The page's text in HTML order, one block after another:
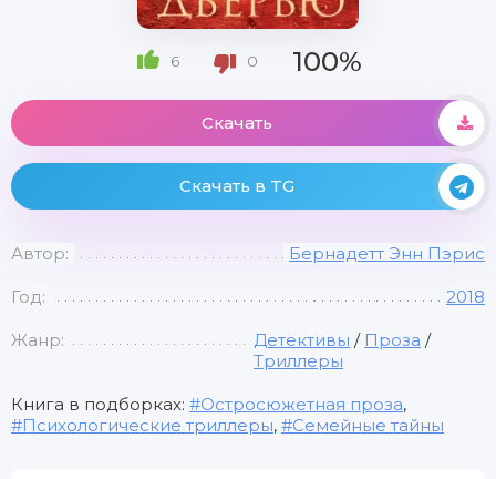
6 0 100%
Скачать
Скачать в TG
Автор: Бернадетт Энн Пэрис
Год: 2018
Жанр: Детективы / Проза /
Триллеры
Книга в подборках: Остросюжетная проза,
Психологические триллеры, Семейные тайны